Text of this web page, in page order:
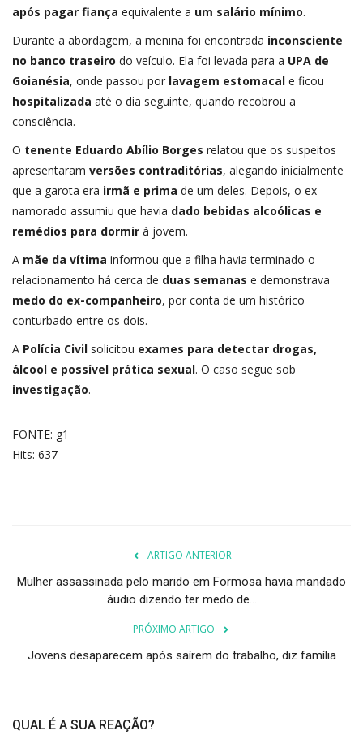
após pagar fiança equivalente a um salário mínimo.
Durante a abordagem, a menina foi encontrada inconsciente
no banco traseiro do veículo. Ela foi levada para a UPA de
Goianésia, onde passou por lavagem estomacal e ficou
hospitalizada até o dia seguinte, quando recobrou a
consciência.
O tenente Eduardo Abílio Borges relatou que os suspeitos
apresentaram versões contraditórias, alegando inicialmente
que a garota era irmã e prima de um deles. Depois, o ex-
namorado assumiu que havia dado bebidas alcoólicas e
remédios para dormir à jovem.
A mãe da vítima informou que a filha havia terminado o
relacionamento há cerca de duas semanas e demonstrava
medo do ex-companheiro, por conta de um histórico
conturbado entre os dois.
A Polícia Civil solicitou exames para detectar drogas,
álcool e possível prática sexual. O caso segue sob
investigação.
FONTE: g1
Hits: 637
ARTIGO ANTERIOR
Mulher assassinada pelo marido em Formosa havia mandado
áudio dizendo ter medo de...
PRÓXIMO ARTIGO
Jovens desaparecem após saírem do trabalho, diz família
QUAL É A SUA REAÇÃO?